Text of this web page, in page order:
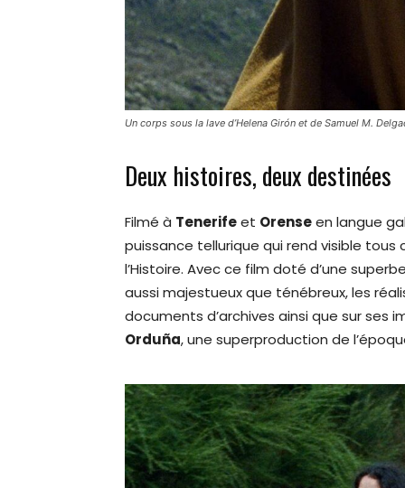
Un corps sous la lave d’Helena Girón et de Samuel M.
Deux histoires, deux destinées
Filmé à Tenerifeet Orenseen langue
puissance tellurique qui rend visible
l’Histoire. Avec ce film doté d’une
aussi majestueux que ténébreux, les
documents d’archives ainsi que sur ses
Orduña, une superproduction de